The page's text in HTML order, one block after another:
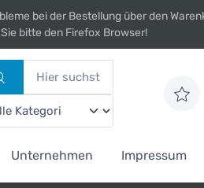
bei der Bestellung über den
bitte den Firefox Browser!
Unternehmen Impressum